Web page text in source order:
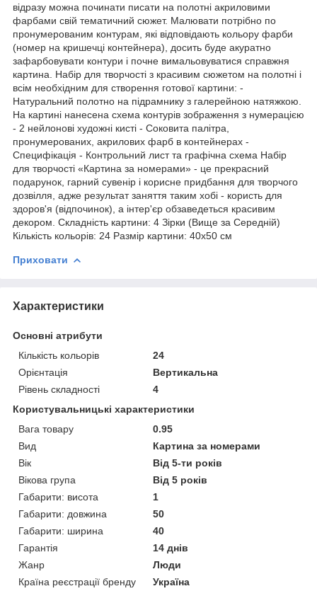
відразу можна починати писати на полотні акриловими
фарбами свій тематичний сюжет. Малювати потрібно по
пронумерованим контурам, які відповідають кольору фарби
(номер на кришечці контейнера), досить буде акуратно
зафарбовувати контури і почне вимальовуватися справжня
картина. Набір для творчості з красивим сюжетом на полотні і
всім необхідним для створення готової картини: -
Натуральний полотно на підрамнику з галерейною натяжкою.
На картині нанесена схема контурів зображення з нумерацією
- 2 нейлонові художні кисті - Соковита палітра,
пронумерованих, акрилових фарб в контейнерах -
Специфікація - Контрольний лист та графічна схема Набір
для творчості «Картина за номерами» - це прекрасний
подарунок, гарний сувенір і корисне придбання для творчого
дозвілля, адже результат заняття таким хобі - користь для
здоров'я (відпочинок), а інтер'єр обзаведеться красивим
декором. Складність картини: 4 Зірки (Вище за Середній)
Кількість кольорів: 24 Размір картини: 40х50 см
Приховати
Характеристики
Основні атрибути
Кількість кольорів
24
Орієнтація
Вертикальна
Рівень складності
4
Користувальницькі характеристики
Вага товару
0.95
Вид
Картина за номерами
Вік
Від 5-ти років
Вікова група
Від 5 років
Габарити: висота
1
Габарити: довжина
50
Габарити: ширина
40
Гарантія
14 днів
Жанр
Люди
Країна реєстрації бренду
Україна